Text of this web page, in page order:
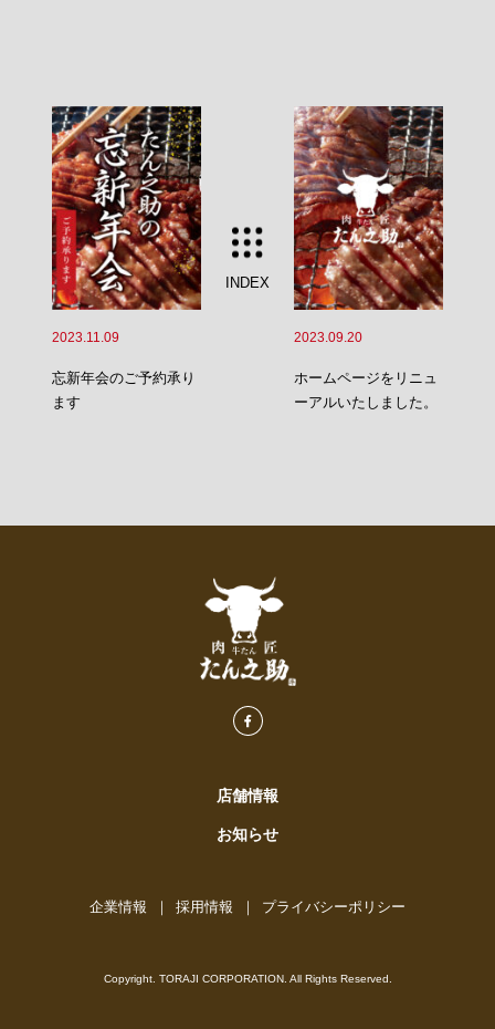
2023.11.09
忘新年会のご予約承り
ます
INDEX
2023.09.20
ホームページをリニュ
ーアルいたしました。
店舗情報
お知らせ
企業情報 採用情報 プライバシーポリシー
Copyright. TORAJI CORPORATION. All Rights Reserved.